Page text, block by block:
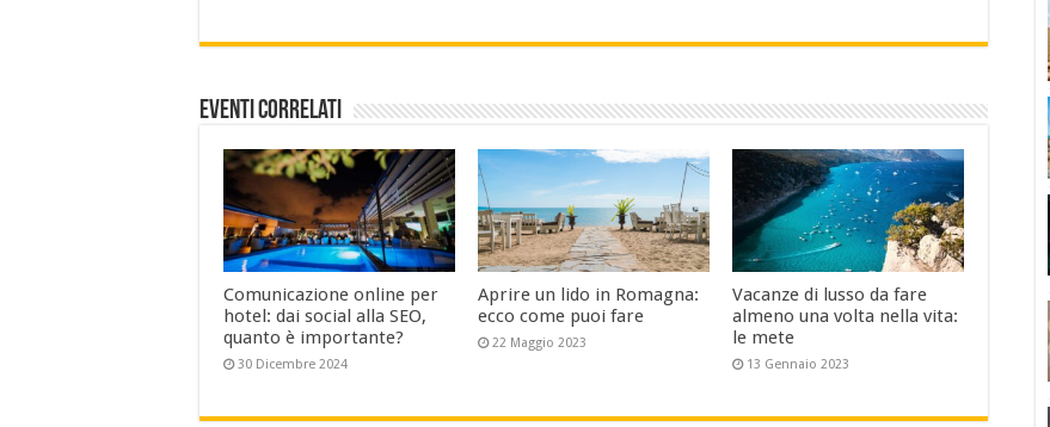
Eventi Correlati
Comunicazione online per
hotel: dai social alla SEO,
quanto è importante?
30 Dicembre 2024
Aprire un lido in Romagna:
ecco come puoi fare
22 Maggio 2023
Vacanze di lusso da fare
almeno una volta nella vita:
le mete
13 Gennaio 2023